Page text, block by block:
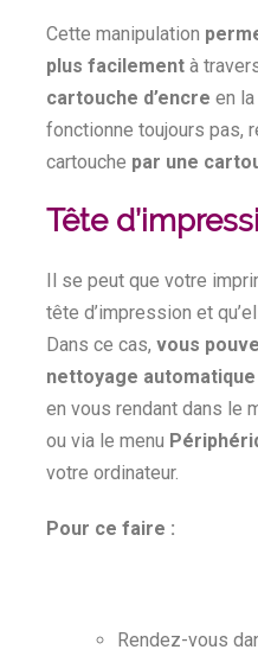
Cette manipulation
plus facilement à
cartouche d’encre en
fonctionne toujours pas,
cartouche par une
Tête
Il se peut que votre
tête d’impression et
Dans ce cas, vous
nettoyage
en vous rendant dans le
ou via le menu
votre ordinateur.
Pour ce faire :
Rendez-vous